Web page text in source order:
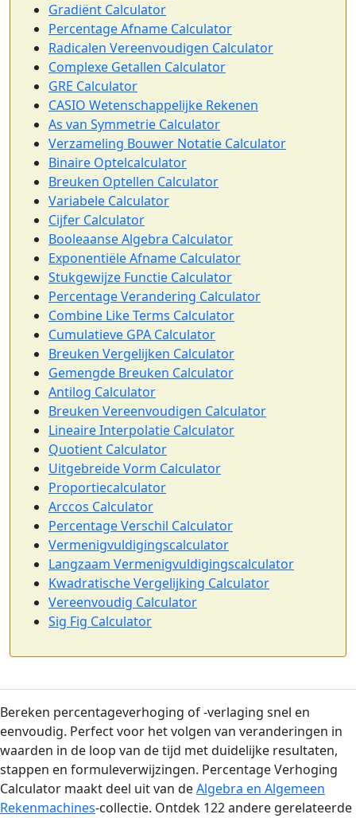
Gradiënt Calculator
Percentage Afname Calculator
Radicalen Vereenvoudigen Calculator
Complexe Getallen Calculator
GRE Calculator
CASIO Wetenschappelijke Rekenen
As van Symmetrie Calculator
Verzameling Bouwer Notatie Calculator
Binaire Optelcalculator
Breuken Optellen Calculator
Variabele Calculator
Cijfer Calculator
Booleaanse Algebra Calculator
Exponentiële Afname Calculator
Stukgewijze Functie Calculator
Percentage Verandering Calculator
Combine Like Terms Calculator
Cumulatieve GPA Calculator
Breuken Vergelijken Calculator
Gemengde Breuken Calculator
Antilog Calculator
Breuken Vereenvoudigen Calculator
Lineaire Interpolatie Calculator
Quotient Calculator
Uitgebreide Vorm Calculator
Proportiecalculator
Arccos Calculator
Percentage Verschil Calculator
Vermenigvuldigingscalculator
Langzaam Vermenigvuldigingscalculator
Kwadratische Vergelijking Calculator
Vereenvoudig Calculator
Sig Fig Calculator
Bereken percentageverhoging of -verlaging snel en
eenvoudig. Perfect voor het volgen van veranderingen in
waarden in de loop van de tijd met duidelijke resultaten,
stappen en formuleverwijzingen. Percentage Verhoging
Calculator maakt deel uit van deAlgebra en Algemeen
Rekenmachines-collectie. Ontdek 122 andere gerelateerde